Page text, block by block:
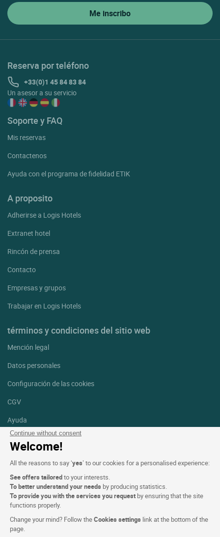
Continue without consent
Welcome!
All the reasons to say ‘yes’ to our cookies for a personalised experience:
See offers tailoredto your interests.
To better understand your needs by producing statistics.
To provide you with the services you request by ensuring that the site
functions properly.
Change your mind? Follow theCookies settings link at the bottom of the
page.
Reserva por teléfono
+33(0)1 45 84 83 84
Un asesor a su servicio
Soporte y FAQ
Mis reservas
Contactenos
Ayuda con el programa de fidelidad ETIK
A proposito
Adherirse a Logis Hotels
Extranet hotel
Rincón de prensa
Contacto
Empresas y grupos
Trabajar en Logis Hotels
términos y condiciones del sitio web
Mención legal
Datos personales
Configuración de las cookies
CGV
Ayuda
Mapa del sitio
fotografías
Síguenos
Facebook
Instagram
Linkedin